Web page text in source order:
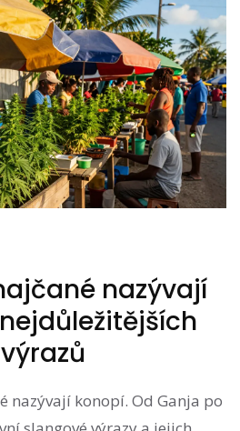
nazývají
nazývají konopí. Od Ganja po